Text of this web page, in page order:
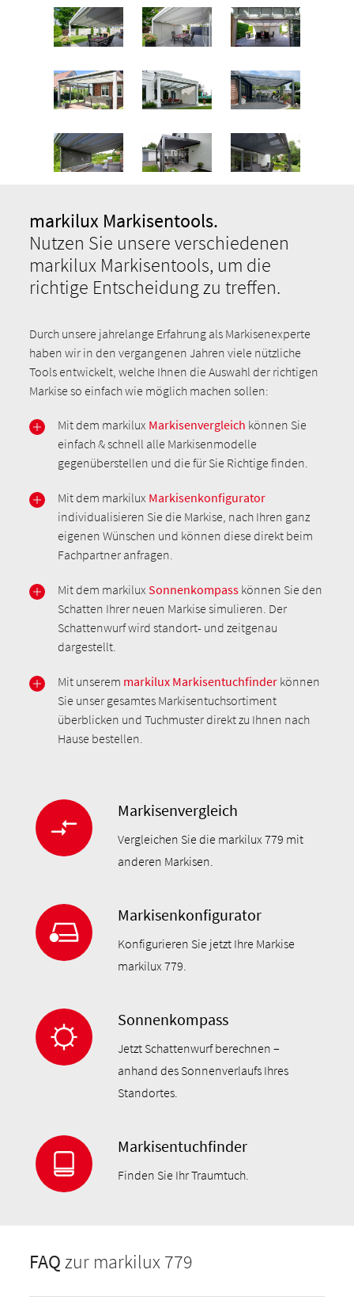
markilux Markisentools.
Nutzen Sie unsere verschiedenen
markilux Markisentools, um die
richtige Entscheidung zu treffen.
Durch unsere jahrelange Erfahrung als Markisenexperte
haben wir in den vergangenen Jahren viele nützliche
Tools entwickelt, welche Ihnen die Auswahl der richtigen
Markise so einfach wie möglich machen sollen:
Mit dem markilux Markisenvergleich können Sie
einfach & schnell alle Markisenmodelle
gegenüberstellen und die für Sie Richtige finden.
Mit dem markilux Markisenkonfigurator
individualisieren Sie die Markise, nach Ihren ganz
eigenen Wünschen und können diese direkt beim
Fachpartner anfragen.
Mit dem markiluxSonnenkompass können Sie den
Schatten Ihrer neuen Markise simulieren. Der
Schattenwurf wird standort- und zeitgenau
dargestellt.
Mit unserem markilux Markisentuchfinder können
Sie unser gesamtes Markisentuchsortiment
überblicken und Tuchmuster direkt zu Ihnen nach
Hause bestellen.
Markisenvergleich
Vergleichen Sie die markilux 779 mit
anderen Markisen.
Markisenkonfigurator
Konfigurieren Sie jetzt Ihre Markise
markilux 779.
Sonnenkompass
Jetzt Schattenwurf berechnen –
anhand des Sonnenverlaufs Ihres
Standortes.
Markisentuchfinder
Finden Sie Ihr Traumtuch.
FAQzur markilux 779